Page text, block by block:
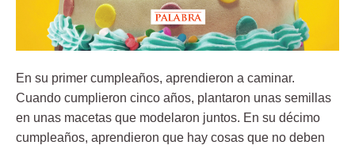
En su primer cumpleaños, aprendieron a caminar.
Cuando cumplieron cinco años, plantaron unas semillas
en unas macetas que modelaron juntos. En su décimo
cumpleaños, aprendieron que hay cosas que no deben